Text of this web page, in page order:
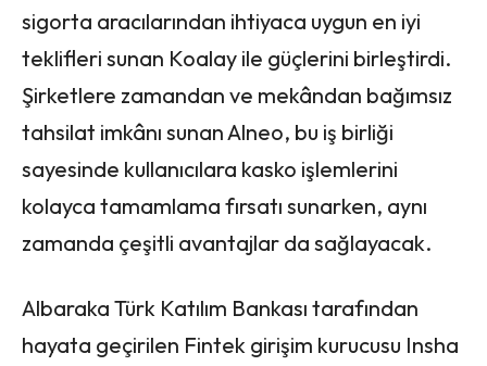
sigorta aracılarından ihtiyaca uygun en iyi
teklifleri sunan Koalay ile güçlerini birleştirdi.
Şirketlere zamandan ve mekândan bağımsız
tahsilat imkânı sunan Alneo, bu iş birliği
sayesinde kullanıcılara kasko işlemlerini
kolayca tamamlama fırsatı sunarken, aynı
zamanda çeşitli avantajlar da sağlayacak.
Albaraka Türk Katılım Bankası tarafından
hayata geçirilen Fintek girişim kurucusu Insha